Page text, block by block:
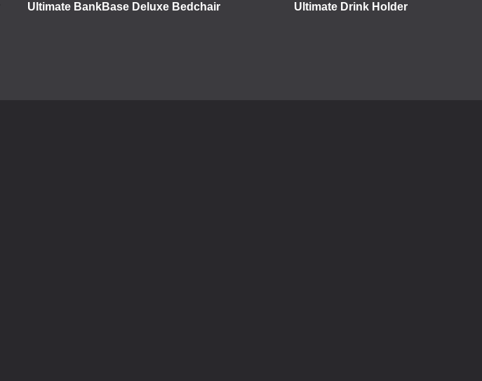
Ultimate BankBase Deluxe Bedchair Ultimate Drink Holder